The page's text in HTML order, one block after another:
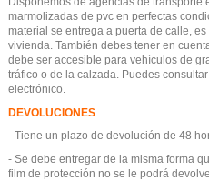
marmolizadas de pvc en perfectas
material se entrega a puerta de calle,
vivienda. También debes tener en
debe ser accesible para vehículos de
tráfico o de la calzada. Puedes
electrónico.
DEVOLUCIONES
- Tiene un plazo de devolución de 48
- Se debe entregar de la misma forma
film de protección no se le podrá